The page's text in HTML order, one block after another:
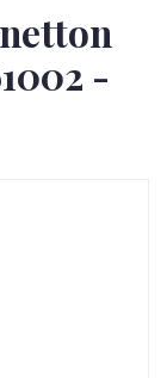
-